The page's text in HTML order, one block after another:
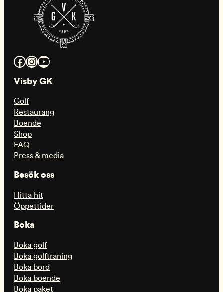
Facebook InstagramYouTube
Visby GK
Golf
Restaurang
Boende
Shop
FAQ
Press & media
Besök oss
Hitta hit
Öppettider
Boka
Boka golf
Boka golfträning
Boka bord
Boka boende
Boka paket